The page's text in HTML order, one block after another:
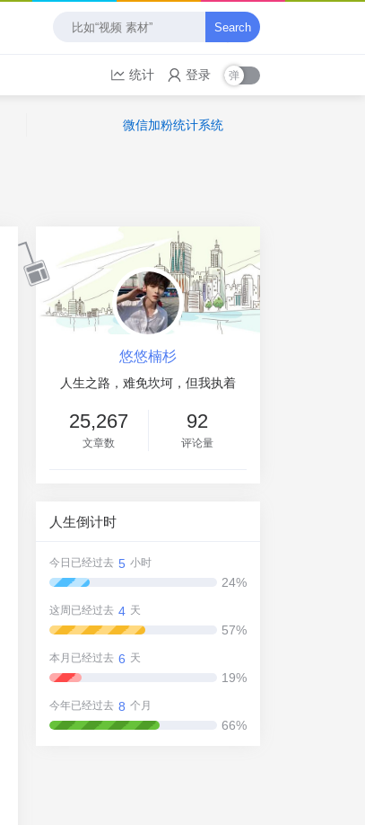
Search
统计 登录
微信加粉统计系统
悠悠楠杉
人生之路，难免坎坷，但我执着
25,267
文章数
92
评论量
人生倒计时
今日已经过去 5 小时
24%
这周已经过去 4 天
57%
本月已经过去 6 天
19%
今年已经过去 8 个月
66%